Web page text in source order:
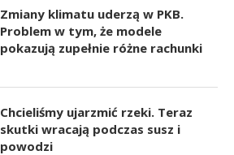
Zmiany klimatu uderzą w PKB.
Problem w tym, że modele
pokazują zupełnie różne rachunki
Chcieliśmy ujarzmić rzeki. Teraz
skutki wracają podczas susz i
powodzi